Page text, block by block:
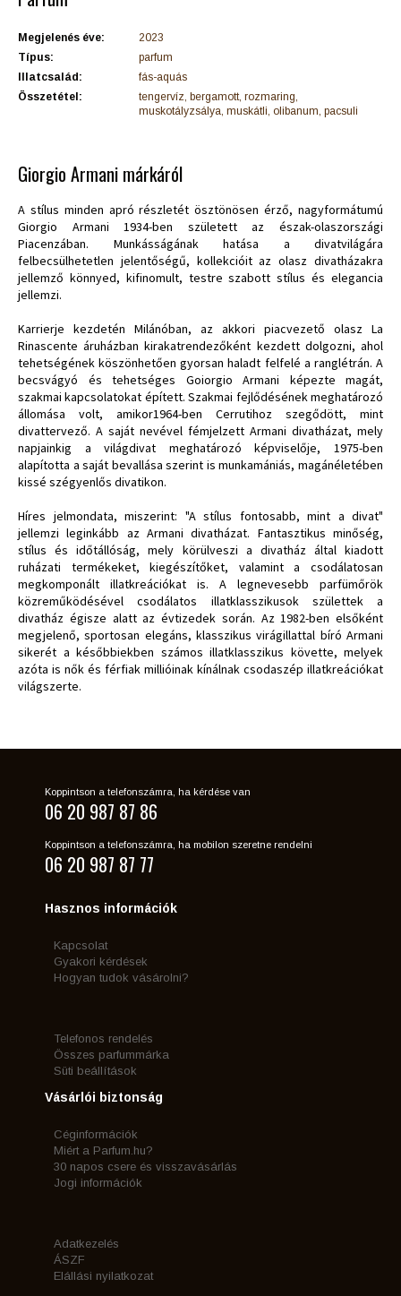
Megjelenés éve:
2023
Típus:
parfum
Illatcsalád:
fás-aquás
Összetétel:
tengervíz, bergamott, rozmaring,
muskotályzsálya, muskátli, olibanum, pacsuli
Giorgio Armani márkáról
A stílus minden apró részletét ösztönösen érző, nagyformátumú
Giorgio Armani 1934-ben született az észak-olaszországi
Piacenzában. Munkásságának hatása a divatvilágára
felbecsülhetetlen jelentőségű, kollekcióit az olasz divatházakra
jellemző könnyed, kifinomult, testre szabott stílus és elegancia
jellemzi.
Karrierje kezdetén Milánóban, az akkori piacvezető olasz La
Rinascente áruházban kirakatrendezőként kezdett dolgozni, ahol
tehetségének köszönhetően gyorsan haladt felfelé a ranglétrán. A
becsvágyó és tehetséges Goiorgio Armani képezte magát,
szakmai kapcsolatokat épített. Szakmai fejlődésének meghatározó
állomása volt, amikor1964-ben Cerrutihoz szegődött, mint
divattervező. A saját nevével fémjelzett Armani divatházat, mely
napjainkig a világdivat meghatározó képviselője, 1975-ben
alapította a saját bevallása szerint is munkamániás, magánéletében
kissé szégyenlős divatikon.
Híres jelmondata, miszerint: "A stílus fontosabb, mint a divat"
jellemzi leginkább az Armani divatházat. Fantasztikus minőség,
stílus és időtállóság, mely körülveszi a divatház által kiadott
ruházati termékeket, kiegészítőket, valamint a csodálatosan
megkomponált illatkreációkat is. A legnevesebb parfümőrök
közreműködésével csodálatos illatklasszikusok születtek a
divatház égisze alatt az évtizedek során. Az 1982-ben elsőként
megjelenő, sportosan elegáns, klasszikus virágillattal bíró Armani
sikerét a későbbiekben számos illatklasszikus követte, melyek
azóta is nők és férfiak millióinak kínálnak csodaszép illatkreációkat
világszerte.
Koppintson a telefonszámra, ha kérdése van
06 20 987 87 86
Koppintson a telefonszámra, ha mobilon szeretne rendelni
06 20 987 87 77
Hasznos információk
Kapcsolat
Gyakori kérdések
Hogyan tudok vásárolni?
Telefonos rendelés
Összes parfummárka
Süti beállítások
Vásárlói biztonság
Céginformációk
Miért a Parfum.hu?
30 napos csere és visszavásárlás
Jogi információk
Adatkezelés
ÁSZF
Elállási nyilatkozat